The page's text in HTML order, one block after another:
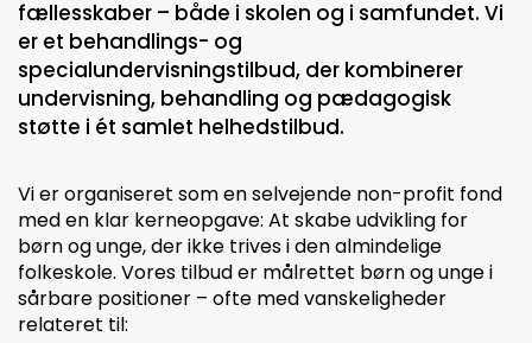
fællesskaber – både i skolen og i samfundet. Vi
er et behandlings- og
specialundervisningstilbud, der kombinerer
undervisning, behandling og pædagogisk
støtte i ét samlet helhedstilbud.
Vi er organiseret som en selvejende non-profit fond
med en klar kerneopgave: At skabe udvikling for
børn og unge, der ikke trives i den almindelige
folkeskole. Vores tilbud er målrettet børn og unge i
sårbare positioner – ofte med vanskeligheder
relateret til: